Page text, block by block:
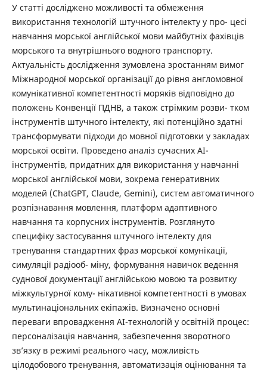
У статті досліджено можливості та обмеження
використання технологій штучного інтелекту у про- цесі
навчання морської англійської мови майбутніх фахівців
морського та внутрішнього водного транспорту.
Актуальність дослідження зумовлена зростанням вимог
Міжнародної морської організації до рівня англомовної
комунікативної компетентності моряків відповідно до
положень Конвенції ПДНВ, а також стрімким розви- тком
інструментів штучного інтелекту, які потенційно здатні
трансформувати підходи до мовної підготовки у закладах
морської освіти. Проведено аналіз сучасних AI-
інструментів, придатних для використання у навчанні
морської англійської мови, зокрема генеративних
моделей (ChatGPT, Claude, Gemini), систем автоматичного
розпізнавання мовлення, платформ адаптивного
навчання та корпусних інструментів. Розглянуто
специфіку застосування штучного інтелекту для
тренування стандартних фраз морської комунікації,
симуляції радіооб- міну, формування навичок ведення
суднової документації англійською мовою та розвитку
міжкультурної кому- нікативної компетентності в умовах
мультинаціональних екіпажів. Визначено основні
переваги впровадження AI-технологій у освітній процес:
персоналізація навчання, забезпечення зворотного
зв’язку в режимі реального часу, можливість
цілодобового тренування, автоматизація оцінювання та